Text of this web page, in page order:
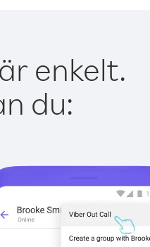
enkelt.
du: